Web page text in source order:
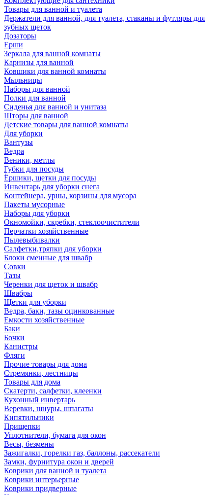
Товары для ванной и туалета
Держатели для ванной, для туалета, стаканы и футляры для
зубных щеток
Дозаторы
Ерши
Зеркала для ванной комнаты
Карнизы для ванной
Ковшики для ванной комнаты
Мыльницы
Наборы для ванной
Полки для ванной
Сиденья для ванной и унитаза
Шторы для ванной
Детские товары для ванной комнаты
Для уборки
Вантузы
Ведра
Веники, метлы
Губки для посуды
Ёршики, щетки для посуды
Инвентарь для уборки снега
Контейнера, урны, корзины для мусора
Пакеты мусорные
Наборы для уборки
Окномойки, скребки, стеклоочистители
Перчатки хозяйственные
Пылевыбивалки
Салфетки,тряпки для уборки
Блоки сменные для швабр
Совки
Тазы
Черенки для щеток и швабр
Швабры
Щетки для уборки
Ведра, баки, тазы оцинкованные
Емкости хозяйственные
Баки
Бочки
Канистры
Фляги
Прочие товары для дома
Стремянки, лестницы
Товары для дома
Скатерти, салфетки, клеенки
Кухонный инвертарь
Веревки, шнуры, шпагаты
Кипятильники
Прищепки
Уплотнители, бумага для окон
Весы, безмены
Зажигалки, горелки газ, баллоны, рассекатели
Замки, фурнитура окон и дверей
Коврики для ванной и туалета
Коврики интерьерные
Коврики придверные